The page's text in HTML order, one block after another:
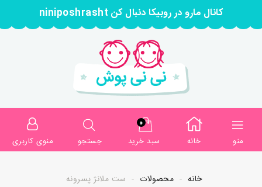
کانال مارو در روبیکا دنبال کن niniposhrasht
منو خانه
0
سبد خرید
جستجو منوی کاربری
خانه محصولات ست ملانژ پسرونه